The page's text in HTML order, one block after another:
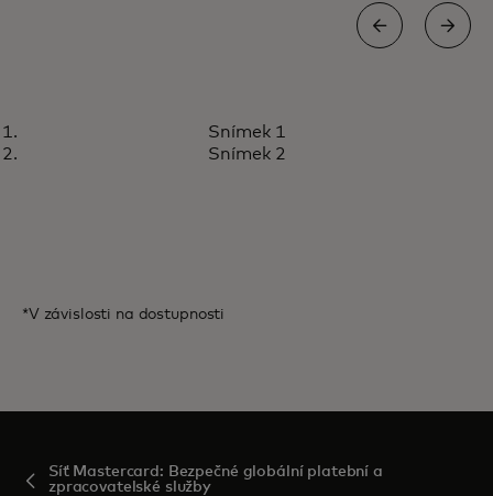
Velký evropský zpracovatel
Snímek 1
Snímek 2
*V závislosti na dostupnosti
Síť Mastercard: Bezpečné globální platební a
zpracovatelské služby